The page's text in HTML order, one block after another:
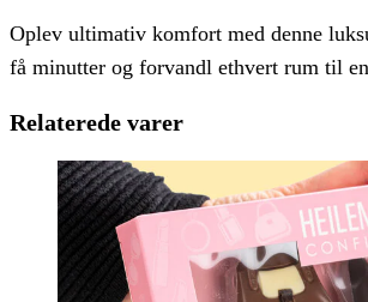
Oplev ultimativ komfort med denne
få minutter og forvandl ethvert rum til
Relaterede varer